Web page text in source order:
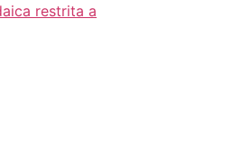
restrita a